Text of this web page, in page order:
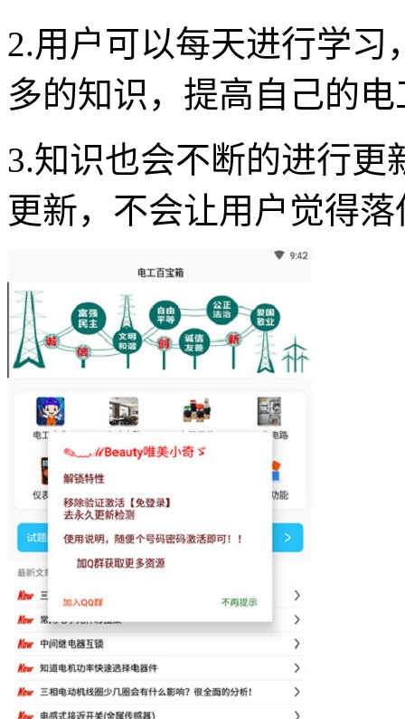
2.用户可以每天进行学
多的知识，提高自己的
3.知识也会不断的进行
更新，不会让用户觉得落